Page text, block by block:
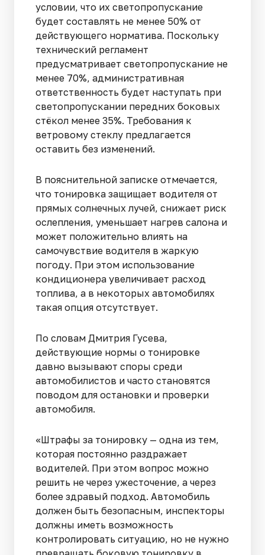
условии, что их светопропускание
будет составлять не менее 50% от
действующего норматива. Поскольку
технический регламент
предусматривает светопропускание не
менее 70%, административная
ответственность будет наступать при
светопропускании передних боковых
стёкол менее 35%. Требования к
ветровому стеклу предлагается
оставить без изменений.
В пояснительной записке отмечается,
что тонировка защищает водителя от
прямых солнечных лучей, снижает риск
ослепления, уменьшает нагрев салона и
может положительно влиять на
самочувствие водителя в жаркую
погоду. При этом использование
кондиционера увеличивает расход
топлива, а в некоторых автомобилях
такая опция отсутствует.
По словам Дмитрия Гусева,
действующие нормы о тонировке
давно вызывают споры среди
автомобилистов и часто становятся
поводом для остановки и проверки
автомобиля.
«Штрафы за тонировку — одна из тем,
которая постоянно раздражает
водителей. При этом вопрос можно
решить не через ужесточение, а через
более здравый подход. Автомобиль
должен быть безопасным, инспекторы
должны иметь возможность
контролировать ситуацию, но не нужно